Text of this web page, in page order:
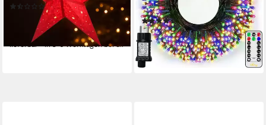
(2)
UVP14,95 €
lieferbar - in 5-6 Werktagen bei dir
Außen, inkl. Fernbedienung
(37)
29,99 € UVP49,99 €
-40%
lieferbar - in 3-4 Werktagen bei dir